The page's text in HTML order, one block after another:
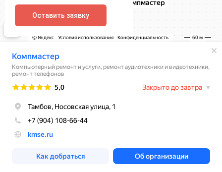
Оставить заявку